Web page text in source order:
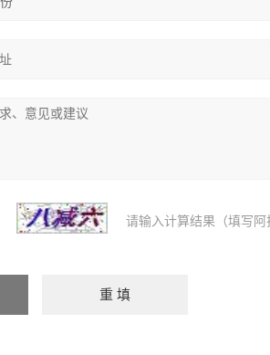
请输入计算结果（填写